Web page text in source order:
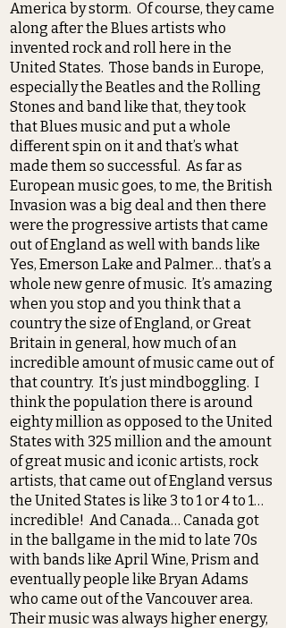
America by storm. Of course, they came
along after the Blues artists who
invented rock and roll here in the
United States. Those bands in Europe,
especially the Beatles and the Rolling
Stones and band like that, they took
that Blues music and put a whole
different spin on it and that’s what
made them so successful. As far as
European music goes, to me, the British
Invasion was a big deal and then there
were the progressive artists that came
out of England as well with bands like
Yes, Emerson Lake and Palmer… that’s a
whole new genre of music. It’s amazing
when you stop and you think that a
country the size of England, or Great
Britain in general, how much of an
incredible amount of music came out of
that country. It’s just mindboggling. I
think the population there is around
eighty million as opposed to the United
States with 325 million and the amount
of great music and iconic artists, rock
artists, that came out of England versus
the United States is like 3 to 1 or 4 to 1…
incredible! And Canada… Canada got
in the ballgame in the mid to late 70s
with bands like April Wine, Prism and
eventually people like Bryan Adams
who came out of the Vancouver area.
Their music was always higher energy,